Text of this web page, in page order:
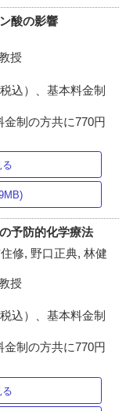
酸の影響
授
込）、基本料金制
制の方共に770円
予防的化学療法
修, 野口正典, 林健
授
込）、基本料金制
制の方共に770円